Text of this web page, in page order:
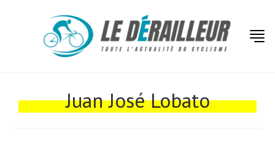
Juan José Lobato
Tests de produits